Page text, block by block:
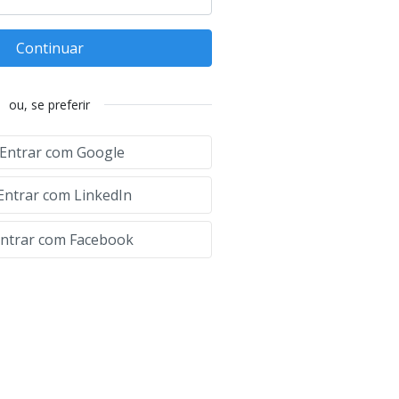
Continuar
ou, se preferir
com Google
com LinkedIn
com Facebook